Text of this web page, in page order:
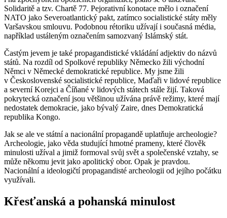
Solidaritě a tzv. Chartě 77. Pejorativní konotace mělo i označení
NATO jako Severoatlantický pakt, zatímco socialistické státy měly
Varšavskou smlouvu. Podobnou rétoriku užívají i současná média,
například ustáleným označením samozvaný Islámský stát.
Častým jevem je také propagandistické vkládání adjektiv do názvů
států. Na rozdíl od Spolkové republiky Německo žili východní
Němci v Německé demokratické republice. My jsme žili
v Československé socialistické republice, Maďaři v lidové republice
a severní Korejci a Číňané v lidových státech stále žijí. Taková
pokrytecká označení jsou většinou užívána právě režimy, které mají
nedostatek demokracie, jako bývalý Zaire, dnes Demokratická
republika Kongo.
Jak se ale ve státní a nacionální propagandě uplatňuje archeologie?
Archeologie, jako věda studující hmotné prameny, které člověk
minulosti užíval a jimiž formoval svůj svět a společenské vztahy, se
může někomu jevit jako apolitický obor. Opak je pravdou.
Nacionální a ideologičtí propagandisté archeologii od jejího počátku
využívali.
Křesťanská a pohanská minulost